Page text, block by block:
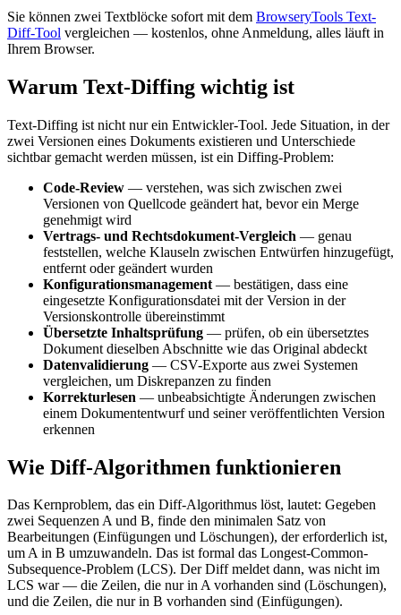
Sie können zwei Textblöcke sofort mit dem BrowseryTools Text-
Diff-Tool vergleichen — kostenlos, ohne Anmeldung, alles läuft in
Ihrem Browser.
Warum Text-Diffing wichtig ist
Text-Diffing ist nicht nur ein Entwickler-Tool. Jede Situation, in der
zwei Versionen eines Dokuments existieren und Unterschiede
sichtbar gemacht werden müssen, ist ein Diffing-Problem:
Code-Review — verstehen, was sich zwischen zwei
Versionen von Quellcode geändert hat, bevor ein Merge
genehmigt wird
Vertrags- und Rechtsdokument-Vergleich — genau
feststellen, welche Klauseln zwischen Entwürfen hinzugefügt,
entfernt oder geändert wurden
Konfigurationsmanagement — bestätigen, dass eine
eingesetzte Konfigurationsdatei mit der Version in der
Versionskontrolle übereinstimmt
Übersetzte Inhaltsprüfung — prüfen, ob ein übersetztes
Dokument dieselben Abschnitte wie das Original abdeckt
Datenvalidierung — CSV-Exporte aus zwei Systemen
vergleichen, um Diskrepanzen zu finden
Korrekturlesen — unbeabsichtigte Änderungen zwischen
einem Dokumententwurf und seiner veröffentlichten Version
erkennen
Wie Diff-Algorithmen funktionieren
Das Kernproblem, das ein Diff-Algorithmus löst, lautet: Gegeben
zwei Sequenzen A und B, finde den minimalen Satz von
Bearbeitungen (Einfügungen und Löschungen), der erforderlich ist,
um A in B umzuwandeln. Das ist formal das Longest-Common-
Subsequence-Problem (LCS). Der Diff meldet dann, was nicht im
LCS war — die Zeilen, die nur in A vorhanden sind (Löschungen),
und die Zeilen, die nur in B vorhanden sind (Einfügungen).